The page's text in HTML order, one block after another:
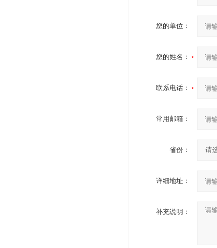
您的单位：
您的姓名：
联系电话：
常用邮箱：
省份：
详细地址：
补充说明：